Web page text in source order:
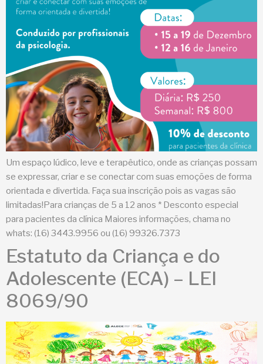
Um espaço lúdico, leve e terapêutico, onde as crianças possam
se expressar, criar e se conectar com suas emoções de forma
orientada e divertida. Faça sua inscrição pois as vagas são
limitadas!Para crianças de 5 a 12 anos * Desconto especial
para pacientes da clínica Maiores informações, chama no
whats: (16) 3443.9956 ou (16) 99326.7373
Estatuto da Criança e do
Adolescente (ECA) – LEI
8069/90